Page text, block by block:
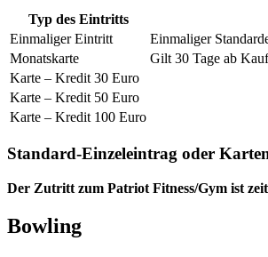
Typ des Eintritts
Einmaliger Eintritt
Einmaliger
Monatskarte
Gilt 30 Tage ab
Karte – Kredit 30 Euro
Karte – Kredit 50 Euro
Karte – Kredit 100 Euro
Standard-Einzeleintrag oder
Der Zutritt zum Patriot Fitness/Gym ist
Bowling